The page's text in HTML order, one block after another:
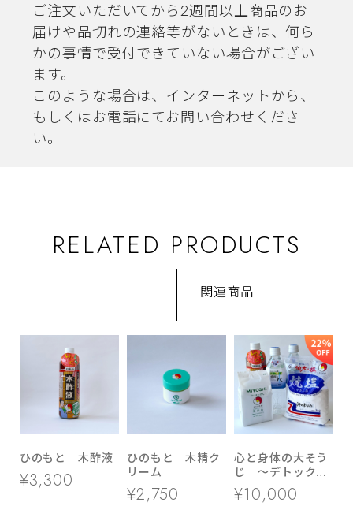
ご注文いただいてから2週間以上商品のお
届けや品切れの連絡等がないときは、何ら
かの事情で受付できていない場合がござい
ます。
このような場合は、インターネットから、
もしくはお電話にてお問い合わせくださ
い。
RELATED PRODUCTS
関連商品
ひのもと 木酢液
¥3,300
ひのもと 木精ク
リーム
¥2,750
心と身体の大そう
じ ～デトックス
風呂セット～（出
毒素風呂）
¥10,000